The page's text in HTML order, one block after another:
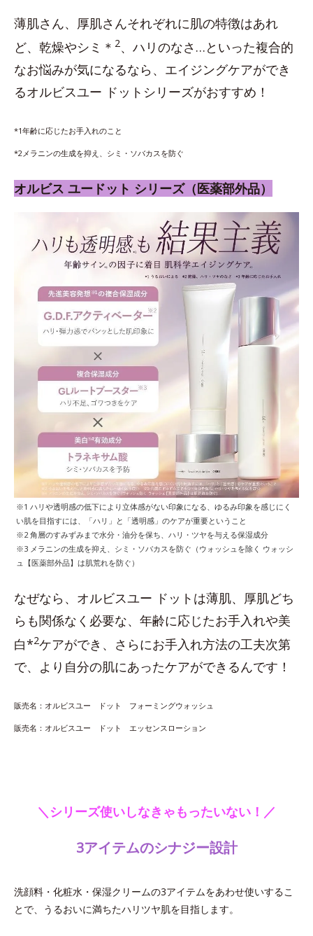
薄肌さん、厚肌さんそれぞれに肌の特徴はあれ
ど、乾燥やシミ＊ 2、ハリのなさ…といった複合的
なお悩みが気になるなら、エイジングケアができ
るオルビスユー ドットシリーズがおすすめ！
*1年齢に応じたお手入れのこと
*2メラニンの生成を抑え、シミ・ソバカスを防ぐ
オルビス ユードット シリーズ（医薬部外品）
※1 ハリや透明感の低下により立体感がない印象になる、ゆるみ印象を感じにく
い肌を目指すには、「ハリ」と「透明感」のケアが重要ということ
※2 角層のすみずみまで水分・油分を保ち、ハリ・ツヤを与える保湿成分
※3 メラニンの生成を抑え、シミ・ソバカスを防ぐ（ウォッシュを除く ウォッシ
ュ【医薬部外品】は肌荒れを防ぐ）
なぜなら、オルビスユー ドットは薄肌、厚肌どち
らも関係なく必要な、年齢に応じたお手入れや美
白*2ケアができ、さらにお手入れ方法の工夫次第
で、より自分の肌にあったケアができるんです！
販売名：オルビスユー ドット フォーミングウォッシュ
販売名：オルビスユー ドット エッセンスローション
＼シリーズ使いしなきゃもったいない！／
3アイテムのシナジー設計
洗顔料・化粧水・保湿クリームの3アイテムをあわせ使いするこ
とで、うるおいに満ちたハリツヤ肌を目指します。